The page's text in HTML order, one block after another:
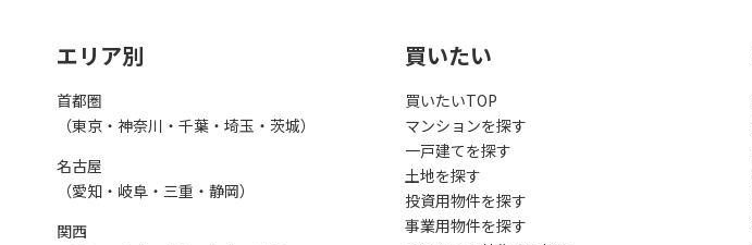
エリア別
首都圏
（東京・神奈川・千葉・埼玉・茨城）
名古屋
（愛知・岐阜・三重・静岡）
関西
買いたい
買いたいTOP
マンションを探す
一戸建てを探す
土地を探す
投資用物件を探す
事業用物件を探す